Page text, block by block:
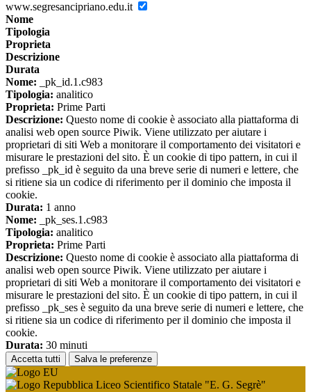
www.segresancipriano.edu.it
Nome
Tipologia
Proprieta
Descrizione
Durata
Nome: _pk_id.1.c983
Tipologia: analitico
Proprieta: Prime Parti
Descrizione: Questo nome di cookie è associato alla piattaforma di
analisi web open source Piwik. Viene utilizzato per aiutare i
proprietari di siti Web a monitorare il comportamento dei visitatori e
misurare le prestazioni del sito. È un cookie di tipo pattern, in cui il
prefisso _pk_id è seguito da una breve serie di numeri e lettere, che
si ritiene sia un codice di riferimento per il dominio che imposta il
cookie.
Durata: 1 anno
Nome: _pk_ses.1.c983
Tipologia: analitico
Proprieta: Prime Parti
Descrizione: Questo nome di cookie è associato alla piattaforma di
analisi web open source Piwik. Viene utilizzato per aiutare i
proprietari di siti Web a monitorare il comportamento dei visitatori e
misurare le prestazioni del sito. È un cookie di tipo pattern, in cui il
prefisso _pk_ses è seguito da una breve serie di numeri e lettere, che
si ritiene sia un codice di riferimento per il dominio che imposta il
cookie.
Durata: 30 minuti
Accetta tutti Salva le preferenze
Liceo Scientifico Statale "E. G. Segrè"